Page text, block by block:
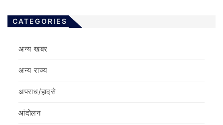
CATEGORIES
अन्य खबर
अन्य राज्य
अपराध/हादसे
आंदोलन